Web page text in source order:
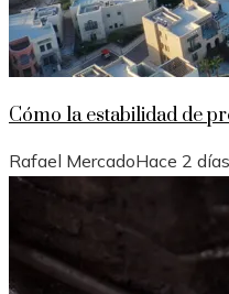
Cómo la estabilidad de
Rafael MercadoHace 2 días